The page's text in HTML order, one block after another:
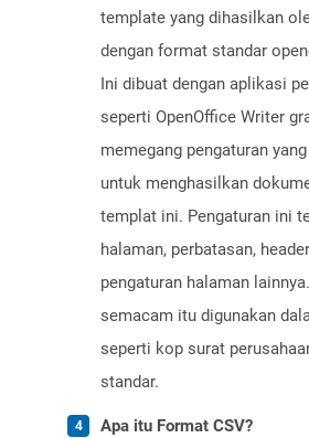
template yang dihasilkan
dengan format standar
Ini dibuat dengan aplikasi
seperti OpenOffice Writer
memegang pengaturan
untuk menghasilkan
templat ini. Pengaturan ini
halaman, perbatasan,
pengaturan halaman
semacam itu digunakan
seperti kop surat
standar.
Apa itu Format CSV?